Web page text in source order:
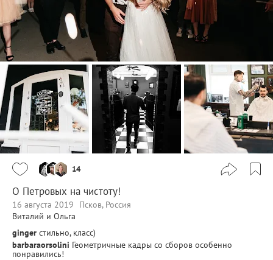
14
О Петровых на чистоту!
16 августа 2019
Псков, Россия
Виталий и Ольга
ginger стильно, класс)
barbaraorsolini Геометричные кадры со сборов особенно
понравились!